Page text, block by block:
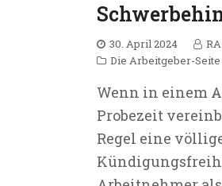
30. April 2024
Die Arbeitgeber-Seite
Wenn in einem
Probezeit
Regel eine